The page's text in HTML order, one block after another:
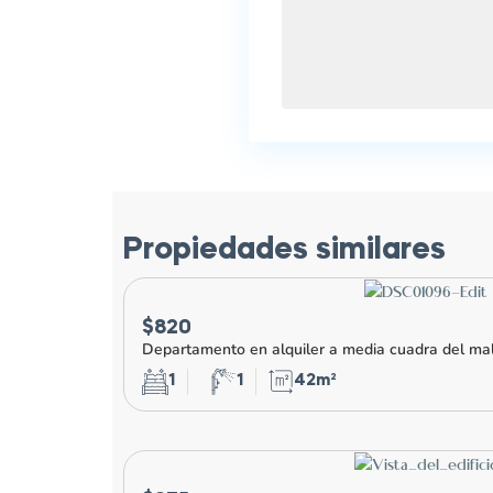
Propiedades similares
$820
Departamento en alquiler a media cuadra del
1 1 42m²